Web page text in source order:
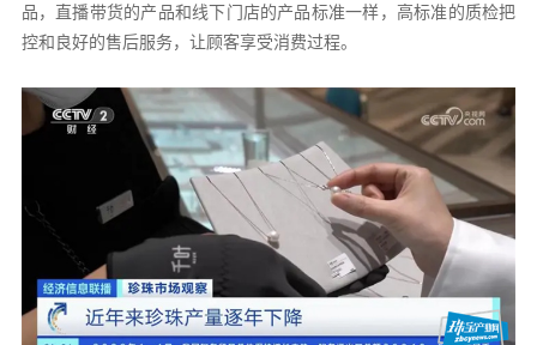
品，直播带货的产品和线下门店的产品标准一样，高标准的质检把
控和良好的售后服务，让顾客享受消费过程。